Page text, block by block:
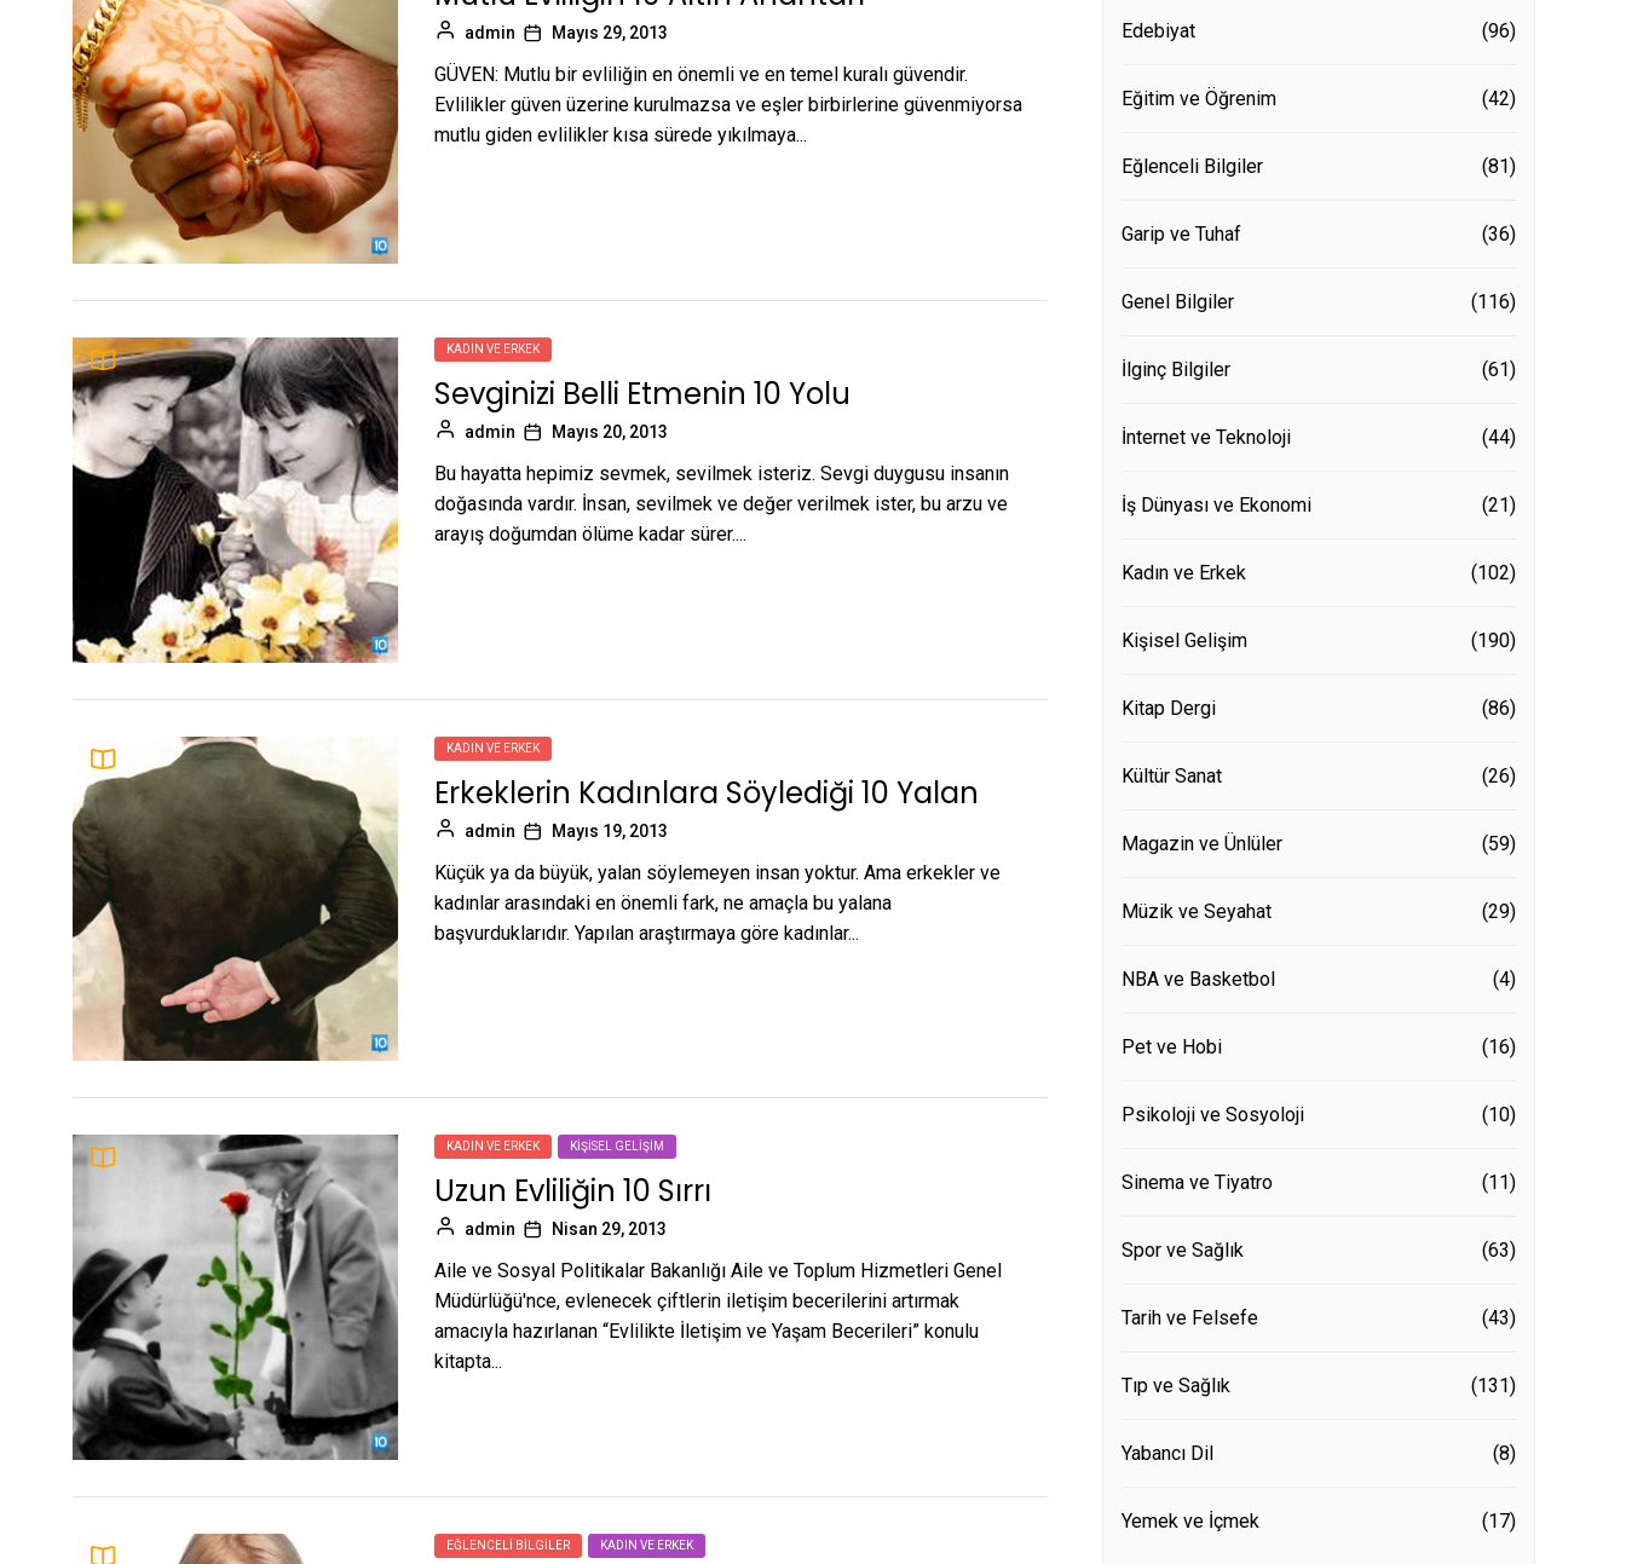
admin Mayıs 29, 2013
GÜVEN: Mutlu bir evliliğin en önemli ve en temel kuralı güvendir.
Evlilikler güven üzerine kurulmazsa ve eşler birbirlerine güvenmiyorsa
mutlu giden evlilikler kısa sürede yıkılmaya...
KADIN VE ERKEK
Sevginizi Belli Etmenin 10 Yolu
admin Mayıs 20, 2013
Bu hayatta hepimiz sevmek, sevilmek isteriz. Sevgi duygusu insanın
doğasında vardır. İnsan, sevilmek ve değer verilmek ister, bu arzu ve
arayış doğumdan ölüme kadar sürer....
KADIN VE ERKEK
Erkeklerin Kadınlara Söylediği 10 Yalan
admin Mayıs 19, 2013
Küçük ya da büyük, yalan söylemeyen insan yoktur. Ama erkekler ve
kadınlar arasındaki en önemli fark, ne amaçla bu yalana
başvurduklarıdır. Yapılan araştırmaya göre kadınlar...
KADIN VE ERKEK KIŞISEL GELIŞIM
Uzun Evliliğin 10 Sırrı
admin Nisan 29, 2013
Aile ve Sosyal Politikalar Bakanlığı Aile ve Toplum Hizmetleri Genel
Müdürlüğü'nce, evlenecek çiftlerin iletişim becerilerini artırmak
amacıyla hazırlanan “Evlilikte İletişim ve Yaşam Becerileri” konulu
kitapta...
EĞLENCELI BILGILER KADIN VE ERKEK
Edebiyat (96)
Eğitim ve Öğrenim (42)
Eğlenceli Bilgiler (81)
Garip ve Tuhaf (36)
Genel Bilgiler (116)
İlginç Bilgiler (61)
İnternet ve Teknoloji (44)
İş Dünyası ve Ekonomi (21)
Kadın ve Erkek (102)
Kişisel Gelişim (190)
Kitap Dergi (86)
Kültür Sanat (26)
Magazin ve Ünlüler (59)
Müzik ve Seyahat (29)
NBA ve Basketbol (4)
Pet ve Hobi (16)
Psikoloji ve Sosyoloji (10)
Sinema ve Tiyatro (11)
Spor ve Sağlık (63)
Tarih ve Felsefe (43)
Tıp ve Sağlık (131)
Yabancı Dil (8)
Yemek ve İçmek (17)